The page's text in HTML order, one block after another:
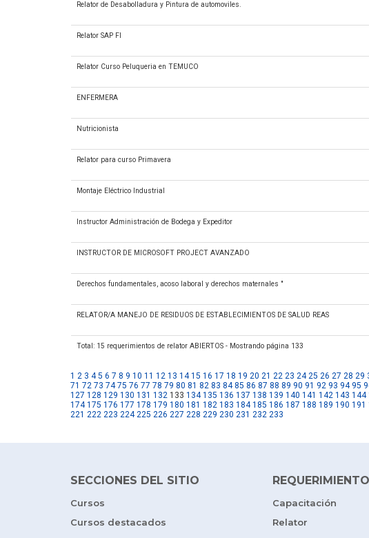
Relator de Desabolladura y Pintura de automoviles.
Relator SAP FI
Relator Curso Peluqueria en TEMUCO
ENFERMERA
Nutricionista
Relator para curso Primavera
Montaje Eléctrico Industrial
Instructor Administración de Bodega y Expeditor
INSTRUCTOR DE MICROSOFT PROJECT AVANZADO
Derechos fundamentales, acoso laboral y derechos maternales "
RELATOR/A MANEJO DE RESIDUOS DE ESTABLECIMIENTOS DE SALUD REAS
Total: 15 requerimientos de relator ABIERTOS - Mostrando página 133
1 2 3 4 5 6 7 8 9 10 11 12 13 14 15 16 17 18 19 20 21 22 23 24 25 26 27 28 29
71 72 73 74 75 76 77 78 79 80 81 82 83 84 85 86 87 88 89 90 91 92 93 94 95
127 128 129 130 131 132 133 134 135 136 137 138 139 140 141 142 143 144
174 175 176 177 178 179 180 181 182 183 184 185 186 187 188 189 190 191
221 222 223 224 225 226 227 228 229 230 231 232 233
SECCIONES DEL SITIO
Cursos
Cursos destacados
Capacitación
Relator